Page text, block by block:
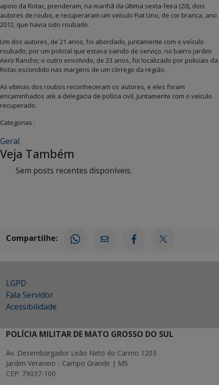
apoio da Rotac, prenderam, na manhã da última sexta-feira (20), dois
autores de roubo, e recuperaram um veículo Fiat Uno, de cor branca, ano
2012, que havia sido roubado.
Um dos autores, de 21 anos, foi abordado, juntamente com o veículo
roubado, por um policial que estava saindo de serviço, no bairro Jardim
Aero Rancho; o outro envolvido, de 23 anos, foi localizado por policiais da
Rotac escondido nas margens de um córrego da região.
As vítimas dos roubos reconheceram os autores, e eles foram
encaminhados até a delegacia de polícia civil, juntamente com o veículo
recuperado.
Categorias :
Geral
Veja Também
Sem posts recentes disponíveis.
Compartilhe:
LGPD
Fala Servidor
Acessibilidade
POLÍCIA MILITAR DE MATO GROSSO DO SUL
Av. Desembargador Leão Neto do Carmo 1203
Jardim Veraneio - Campo Grande | MS
CEP: 79037-100